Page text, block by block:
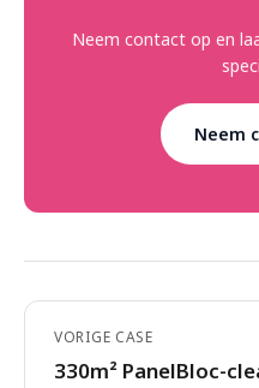
Neem contact op en
Neem
VORIGE CASE
330m² PanelBloc-